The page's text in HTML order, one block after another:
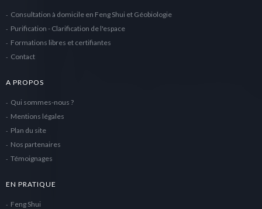
Consultation à domicile en Feng Shui et Géobiologie
Purification - Clarification de l'espace
Formations libres et certifiantes
Contact
A PROPOS
Qui sommes-nous ?
Mentions légales
Plan du site
Nos partenaires
Témoignages
EN PRATIQUE
Feng Shui